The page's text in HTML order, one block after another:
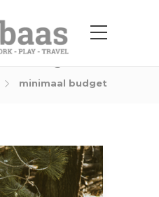
minimaal budget